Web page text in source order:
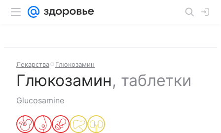
Лекарства Глюкозамин
Глюкозамин, таблетки
Glucosamine